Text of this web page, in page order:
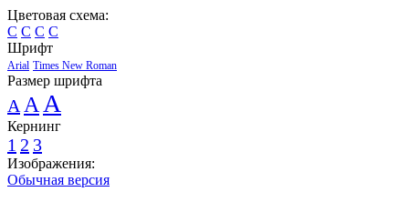
Цветовая схема:
C C C C
Шрифт
Arial Times New Roman
Размер шрифта
A A A
Кернинг
1 2 3
Изображения:
Обычная версия